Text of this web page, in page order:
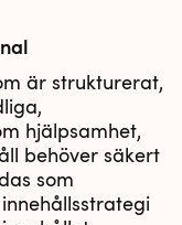
är strukturerat,
hjälpsamhet,
behöver säkert
som